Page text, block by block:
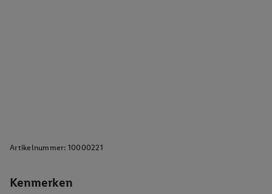
Kenmerken
Artikelnummer: 10000221